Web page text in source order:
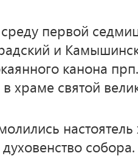
первой
и
канона
храме святой
собора.